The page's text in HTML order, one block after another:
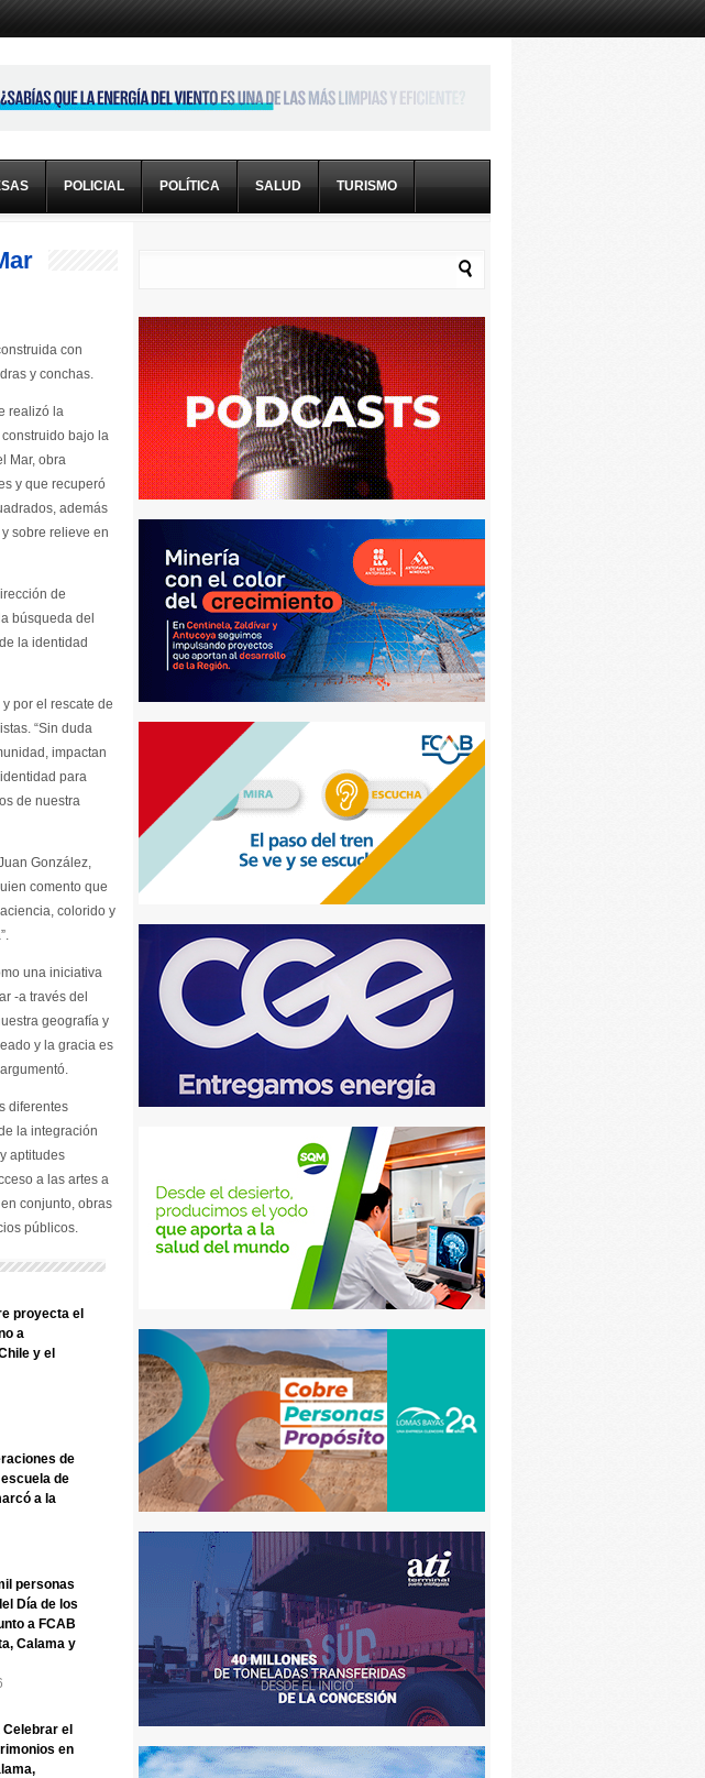
POLICIAL POLÍTICA SALUD TURISMO
con
y conchas.
realizó la
bajo la
Mar, obra
y que recuperó
además
sobre relieve en
de
búsqueda del
la identidad
por el rescate de
“Sin duda
impactan
para
de nuestra
González,
comento que
colorido y
una iniciativa
-a través del
geografía y
y la gracia es
diferentes
la integración
aptitudes
a las artes a
conjunto, obras
públicos.
proyecta el
a
y el
de
de
a la
personas
Día de los
a FCAB
Calama y
el
en